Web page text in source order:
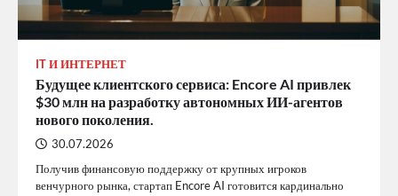
IT И ИНТЕРНЕТ
Будущее клиентского сервиса: Encore AI привлек
$30 млн на разработку автономных ИИ-агентов
нового поколения.
30.07.2026
Получив финансовую поддержку от крупных игроков
венчурного рынка, стартап Encore AI готовится кардинально